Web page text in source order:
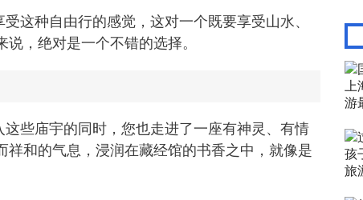
这种自由行的感觉，这对一个既要享受山水、
，绝对是一个不错的选择。
些庙宇的同时，您也走进了一座有神灵、有情
和的气息，浸润在藏经馆的书香之中，就像是